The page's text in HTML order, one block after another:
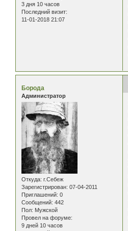
3 дня 10 часов
Последний визит:
11-01-2018 21:07
Борода
Администратор
Откуда: г.Себеж
Зарегистрирован: 07-04-2011
Приглашений: 0
Сообщений: 442
Пол: Мужской
Провел на форуме:
9 дней 10 часов